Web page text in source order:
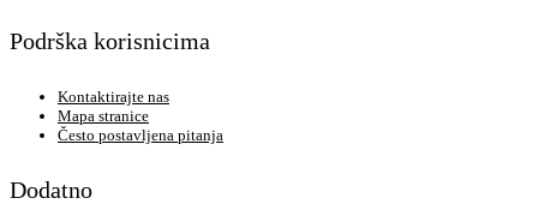
Podrška korisnicima
Kontaktirajte nas
Mapa stranice
Često postavljena pitanja
Dodatno